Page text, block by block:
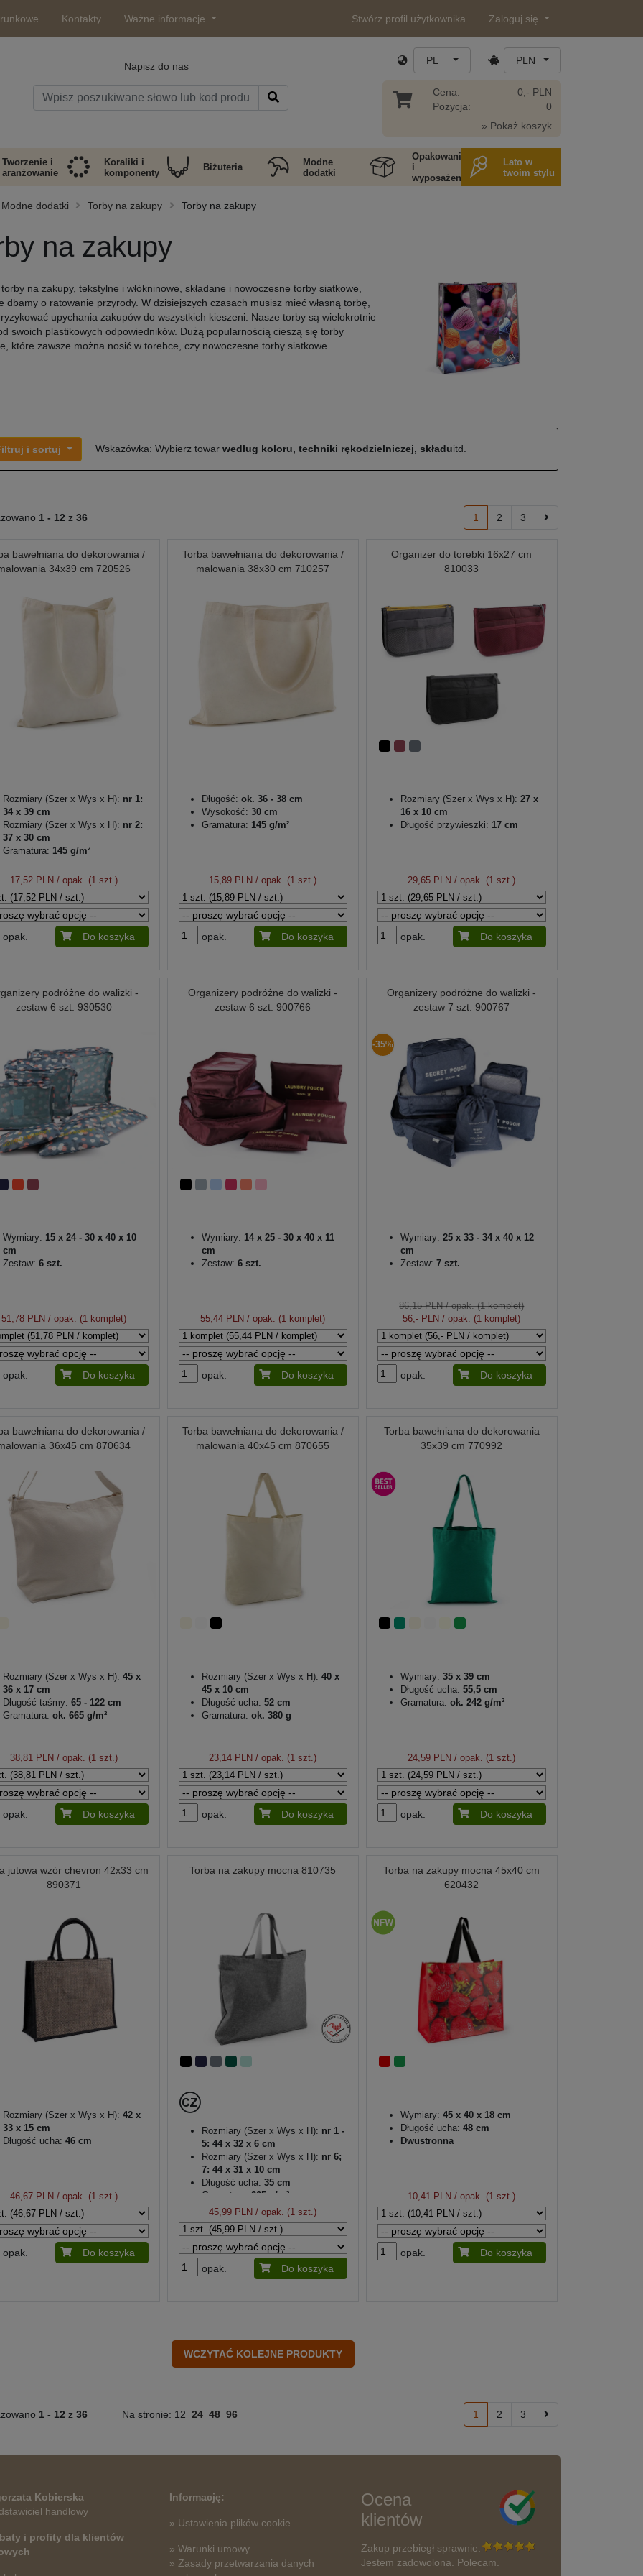
Kontakty Ważne informacje Stwórz profil użytkownika Zaloguj się
Napisz do nas PL PLN
Cena:
Pozycja:
0,- PLN
0
» Pokaż koszyk
Tworzenie i
aranżowanie
Koraliki i
komponenty
Biżuteria
Modne
dodatki
Opakowania
i
wyposażenie
Lato w
twoim stylu
Modne dodatki Torby na zakupy Torby na zakupy
na zakupy
na zakupy, tekstylne i włókninowe, składane i nowoczesne torby siatkowe,
dbamy o ratowanie przyrody. W dzisiejszych czasach musisz mieć własną torbę,
upychania zakupów do wszystkich kieszeni. Nasze torby są wielokrotnie
swoich plastikowych odpowiedników. Dużą popularnością cieszą się torby
które zawsze można nosić w torebce, czy nowoczesne torby siatkowe.
i sortuj Wskazówka: Wybierz towar według koloru, techniki rękodzielniczej, składuitd.
1 - 12 z 36 1 2 3
bawełniana do dekorowania /
34x39 cm 720526
Rozmiary (Szer x Wys x H): nr 1:
34 x 39 cm
Rozmiary (Szer x Wys x H): nr 2:
37 x 30 cm
Gramatura: 145 g/m²
17,52 PLN / opak. (1 szt.)
opak. Do koszyka
Torba bawełniana do dekorowania /
malowania 38x30 cm 710257
Długość: ok. 36 - 38 cm
Wysokość: 30 cm
Gramatura: 145 g/m²
15,89 PLN / opak. (1 szt.)
opak. Do koszyka
Organizer do torebki 16x27 cm
810033
Rozmiary (Szer x Wys x H): 27 x
16 x 10 cm
Długość przywieszki: 17 cm
29,65 PLN / opak. (1 szt.)
opak. Do koszyka
podróżne do walizki -
zestaw 6 szt. 930530
Wymiary: 15 x 24 - 30 x 40 x 10
cm
Zestaw: 6 szt.
51,78 PLN / opak. (1 komplet)
opak. Do koszyka
Organizery podróżne do walizki -
zestaw 6 szt. 900766
Wymiary: 14 x 25 - 30 x 40 x 11
cm
Zestaw: 6 szt.
55,44 PLN / opak. (1 komplet)
opak. Do koszyka
Organizery podróżne do walizki -
zestaw 7 szt. 900767
-35%
Wymiary: 25 x 33 - 34 x 40 x 12
cm
Zestaw: 7 szt.
86,15 PLN/ opak. (1 komplet)
56,- PLN / opak. (1 komplet)
opak. Do koszyka
bawełniana do dekorowania /
36x45 cm 870634
Rozmiary (Szer x Wys x H): 45 x
36 x 17 cm
Długość taśmy: 65 - 122 cm
Gramatura: ok. 665 g/m²
38,81 PLN / opak. (1 szt.)
opak. Do koszyka
Torba bawełniana do dekorowania /
malowania 40x45 cm 870655
Rozmiary (Szer x Wys x H): 40 x
45 x 10 cm
Długość ucha: 52 cm
Gramatura: ok. 380 g
23,14 PLN / opak. (1 szt.)
opak. Do koszyka
Torba bawełniana do dekorowania
35x39 cm 770992
Wymiary: 35 x 39 cm
Długość ucha: 55,5 cm
Gramatura: ok. 242 g/m²
24,59 PLN / opak. (1 szt.)
opak. Do koszyka
jutowa wzór chevron 42x33 cm
890371
Rozmiary (Szer x Wys x H): 42 x
33 x 15 cm
Długość ucha: 46 cm
46,67 PLN / opak. (1 szt.)
opak. Do koszyka
Torba na zakupy mocna 810735
Rozmiary (Szer x Wys x H): nr 1 -
5: 44 x 32 x 6 cm
Rozmiary (Szer x Wys x H): nr 6;
7: 44 x 31 x 10 cm
Długość ucha: 35 cm
Gramatura:
205 g/m²
Unisex
45,99 PLN / opak. (1 szt.)
opak. Do koszyka
Torba na zakupy mocna 45x40 cm
620432
Wymiary: 45 x 40 x 18 cm
Długość ucha: 48 cm
Dwustronna
10,41 PLN / opak. (1 szt.)
opak. Do koszyka
1 - 12 z 36 Na stronie: 12 24 48 96 1 2 3
Kobierska
handlowy
i profity dla klientów
Informację:
» Ustawienia plików cookie
» Warunki umowy
» Zasady przetwarzania danych
Ocena
klientów
Zakup przebiegł sprawnie.
Jestem zadowolona. Polecam.